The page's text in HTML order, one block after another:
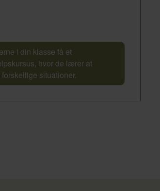
i din klasse få et
hvor de lærer at
situationer.